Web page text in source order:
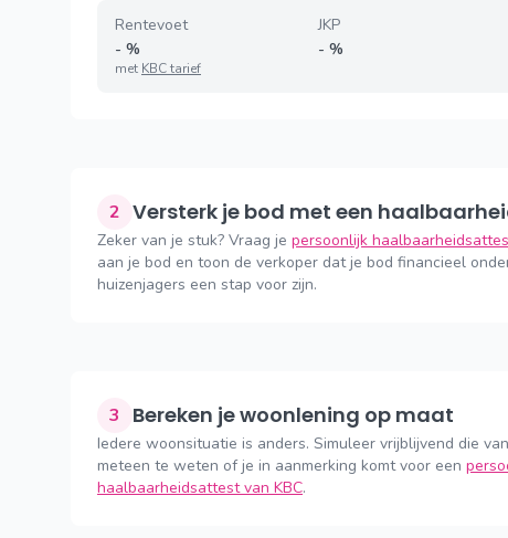
Rentevoet
- %
met KBC tarief
JKP
- %
2 Versterk je bod met een
Zeker van je stuk? Vraag je persoonlijk
aan je bod en toon de verkoper dat je bod financieel
huizenjagers een stap voor zijn.
3 Bereken je woonlening op maat
Iedere woonsituatie is anders. Simuleer vrijblijvend die
meteen te weten of je in aanmerking komt voor een
haalbaarheidsattest van KBC.